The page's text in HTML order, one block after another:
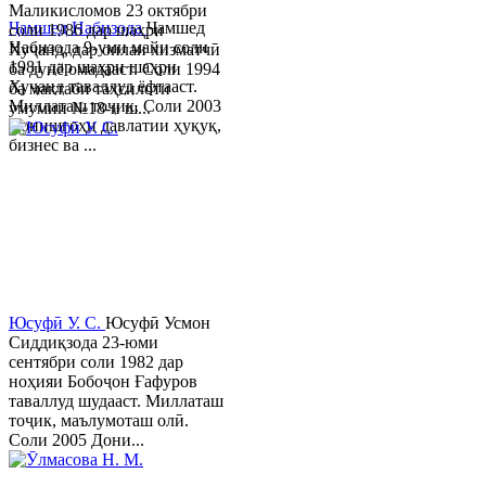
Ҷамшед НабизодаҶамшед
Набизода 9-уми майи соли
1981 дар шаҳри шаҳри
Хуҷанд таваллуд ёфтааст.
Миллаташ тоҷик. Соли 2003
Донишгоҳи давлатии ҳуқуқ,
бизнес ва ...
Маликисломов 23 октябри
соли 1986 дар шаҳри
Хуҷанд, дар оилаи хизматчӣ
ба дунё омадааст. Соли 1994
ба мактаби таҳсилоти
умумии №18-и ш...
Юсуфӣ У. C. Юсуфӣ Усмон
Сиддиқзода 23-юми
сентябри соли 1982 дар
ноҳияи Бобоҷон Ғафуров
таваллуд шудааст. Миллаташ
тоҷик, маълумоташ олӣ.
Соли 2005 Дони...